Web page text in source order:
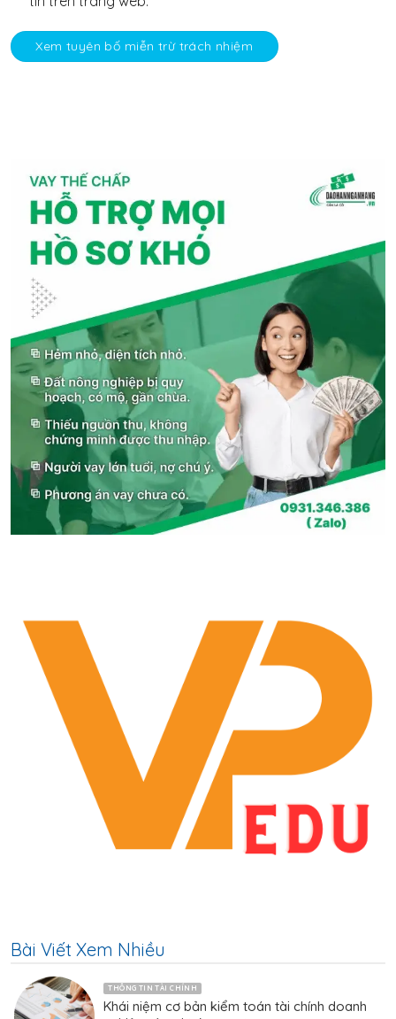
Xem tuyên bố miễn trừ trách nhiệm
Bài Viết Xem Nhiều
THÔNG TIN TÀI CHÍNH
Khái niệm cơ bản kiểm toán tài chính doanh